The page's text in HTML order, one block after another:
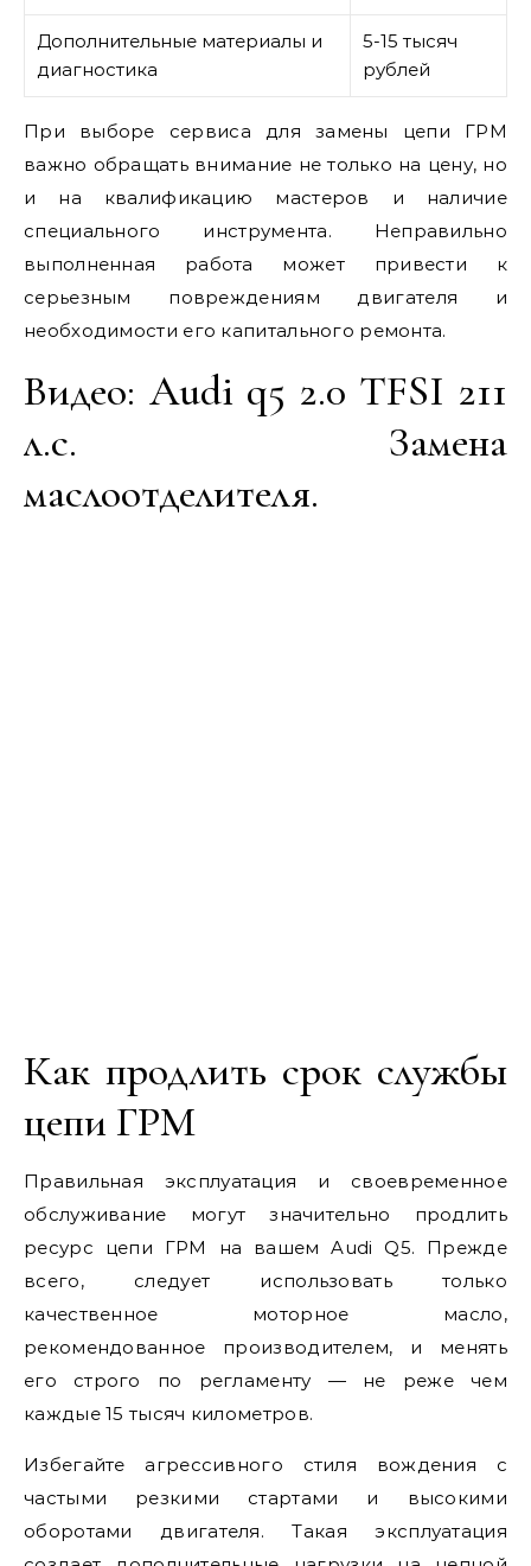
Дополнительные материалы и
диагностика
5-15 тысяч
рублей
При выборе сервиса для замены цепи ГРМ
важно обращать внимание не только на цену, но
и на квалификацию мастеров и наличие
специального инструмента. Неправильно
выполненная работа может привести к
серьезным повреждениям двигателя и
необходимости его капитального ремонта.
Видео: Audi q5 2.0 TFSI 211
л.c. Замена
маслоотделителя.
Как продлить срок службы
цепи ГРМ
Правильная эксплуатация и своевременное
обслуживание могут значительно продлить
ресурс цепи ГРМ на вашем Audi Q5. Прежде
всего, следует использовать только
качественное моторное масло,
рекомендованное производителем, и менять
его строго по регламенту — не реже чем
каждые 15 тысяч километров.
Избегайте агрессивного стиля вождения с
частыми резкими стартами и высокими
оборотами двигателя. Такая эксплуатация